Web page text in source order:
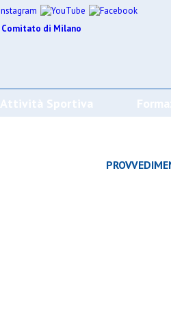
Attività Sportiva